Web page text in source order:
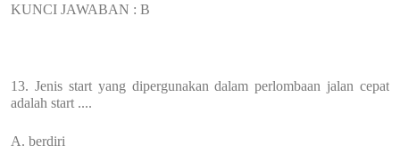
KUNCI JAWABAN : B
13. Jenis start yang dipergunakan dalam perlombaan jalan cepat
adalah start ....
A. berdiri